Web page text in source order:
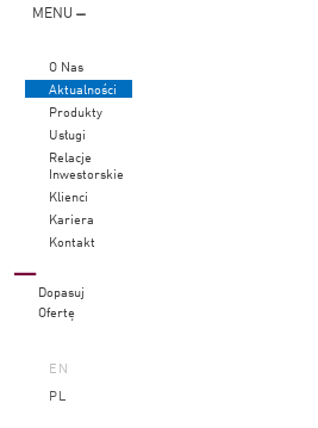
MENU
O Nas
Aktualności
Produkty
Usługi
Relacje
Inwestorskie
Klienci
Kariera
Kontakt
Dopasuj
Ofertę
EN
PL